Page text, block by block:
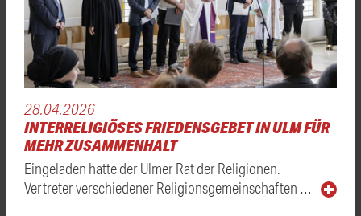
28.04.2026
INTERRELIGIÖSES FRIEDENSGEBET IN ULM FÜR
MEHR ZUSAMMENHALT
Eingeladen hatte der Ulmer Rat der Religionen.
Vertreter verschiedener Religionsgemeinschaften …